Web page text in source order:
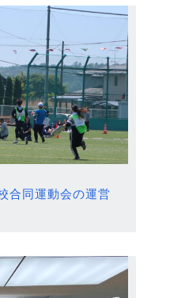
合同運動会の運営